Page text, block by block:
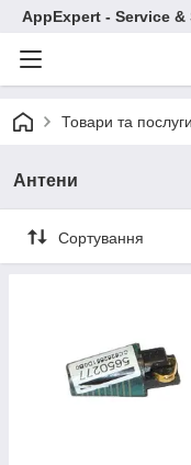
AppExpert - Service
Товари та послуги
Антени
Сортування